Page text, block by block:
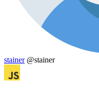
stainer @stainer